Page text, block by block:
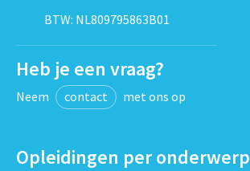
BTW: NL809795863B01
Heb je een vraag?
Neem contact met ons op
Opleidingen per onderwerp